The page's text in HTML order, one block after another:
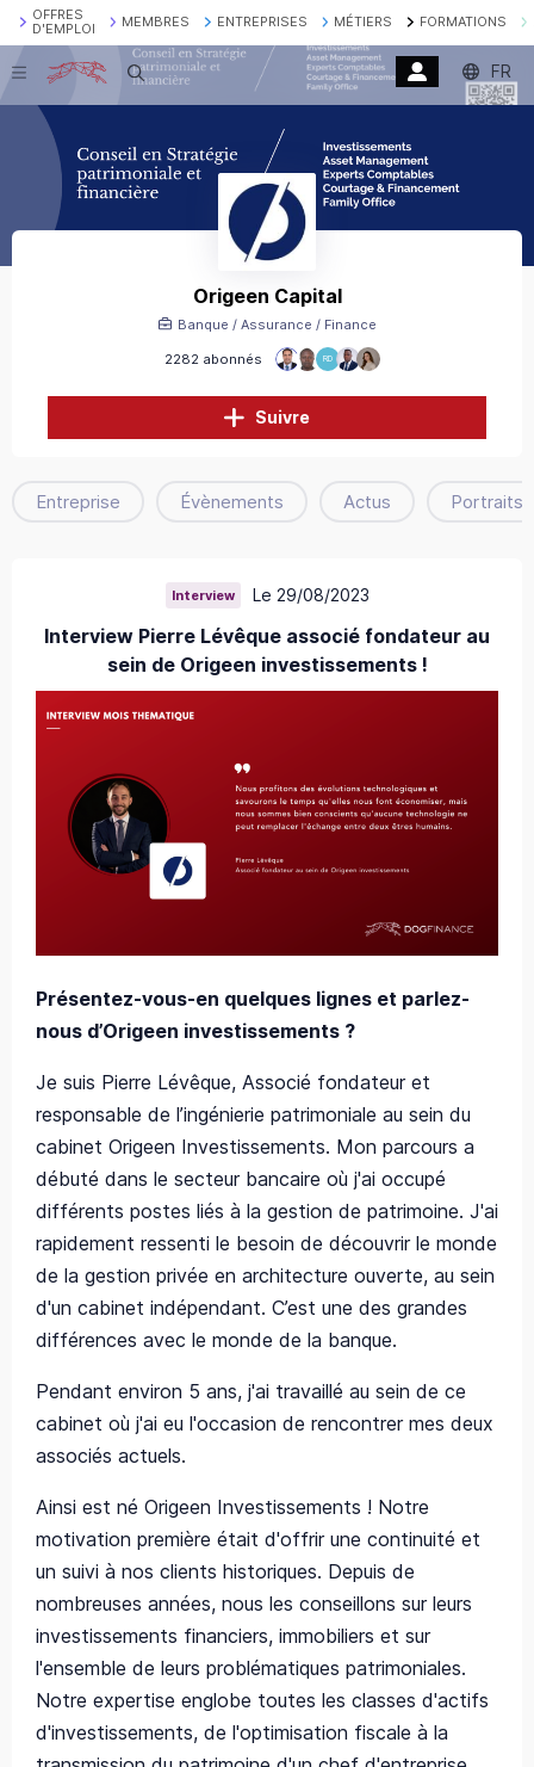
OFFRES
D'EMPLOI
MEMBRES ENTREPRISES MÉTIERS FORMATIONS
Recherche FR
Origeen Capital
2282 abonnés RD
Banque / Assurance / Finance
Suivre
Entreprise Évènements Actus Portraits
Interview Le 29/08/2023
Interview Pierre Lévêque associé fondateur au
sein de Origeen investissements !
Présentez-vous-en quelques lignes et parlez-
nous d’Origeen investissements ?
Je suis Pierre Lévêque, Associé fondateur et
responsable de l’ingénierie patrimoniale au sein du
cabinet Origeen Investissements. Mon parcours a
débuté dans le secteur bancaire où j'ai occupé
différents postes liés à la gestion de patrimoine. J'ai
rapidement ressenti le besoin de découvrir le monde
de la gestion privée en architecture ouverte, au sein
d'un cabinet indépendant. C’est une des grandes
différences avec le monde de la banque.
Pendant environ 5 ans, j'ai travaillé au sein de ce
cabinet où j'ai eu l'occasion de rencontrer mes deux
associés actuels.
Ainsi est né Origeen Investissements ! Notre
motivation première était d'offrir une continuité et
un suivi à nos clients historiques. Depuis de
nombreuses années, nous les conseillons sur leurs
investissements financiers, immobiliers et sur
l'ensemble de leurs problématiques patrimoniales.
Notre expertise englobe toutes les classes d'actifs
d'investissements, de l'optimisation fiscale à la